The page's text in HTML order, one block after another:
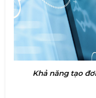
Khả năng tạo